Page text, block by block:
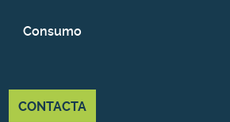
Consumo
CONTACTA